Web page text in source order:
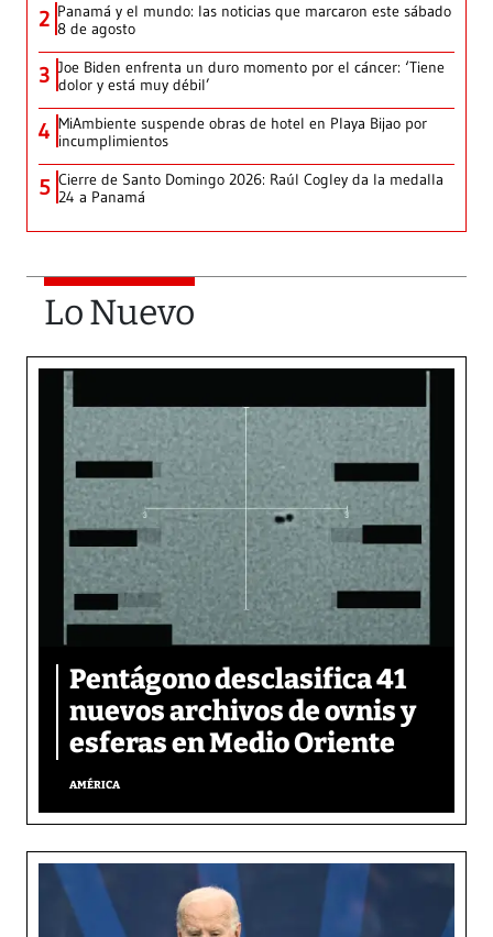
2 Panamá y el mundo: las noticias que marcaron este sábado
8 de agosto
3 Joe Biden enfrenta un duro momento por el cáncer: ‘Tiene
dolor y está muy débil’
4 MiAmbiente suspende obras de hotel en Playa Bijao por
incumplimientos
5 Cierre de Santo Domingo 2026: Raúl Cogley da la medalla
24 a Panamá
Lo Nuevo
Pentágono desclasifica 41
nuevos archivos de ovnis y
esferas en Medio Oriente
AMÉRICA